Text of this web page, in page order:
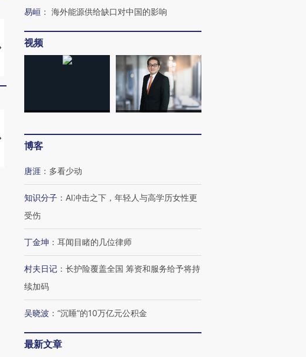
视线｜HYROX的吸金
术：是什么让中产们甘
粒摇头丸 尿检体内含3种
度Z世代 用街头抗争将教
育部长拱下台
【推广】走进第四届链博
会，让数智科技“链”接产
易峘 ： 海外能源供给缺口对中国的影响
视频
博客
唐涯 ： 多看少动
知识分子 ： AI冲击之下，年轻人与高学历女性更
受伤
丁金坤 ： 耳闻目睹的几位律师
村夫日记 ： 长护险覆盖全国 筹资和服务给予将持
续加码
吴晓波 ： “沉睡”的10万亿元公积金
最新文章